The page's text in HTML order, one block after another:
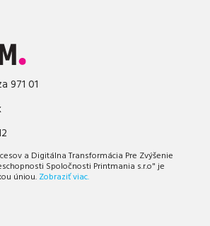
971 01
a Digitálna Transformácia Pre Zvýšenie
Spoločnosti Printmania s.r.o" je
úniou. Zobraziť viac.